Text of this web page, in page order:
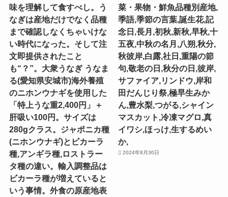
味を理解して食すべし。う
なぎは産地だけでなく品種
まで確認しなくちゃいけな
い時代になった。そして注
文即提供されたこと
も“？”。大衆うなぎ うなま
る(愛知県安城市)海外養殖
のニホンウナギを使用した
「特上うな重2,400円」＋
肝吸い100円。サイズは
280gクラス。ジャポニカ種
(ニホンウナギ)とビカーラ
種,アンギラ種,ロストラー
タ種の違い。輸入調整品は
ビカーラ種が増えていると
いう事情。外食の原産地表
菜・果物・鮮魚品種別産地,
季語,季節の言葉,誕生花,記
念日,長月,初秋,新秋,早秋,十
五夜,中秋の名月,八朔,秋分,
秋彼岸,白露,社日,重陽の節
句,敬老の日,秋分の日,彼岸,
サファイア,リンドウ,岸和
田だんじり祭,極早生みか
ん,豊水梨,つがる,シャイン
マスカット,冷凍マグロ,真
イワシ,ほっけ,生するめい
か,
2024年8月30日